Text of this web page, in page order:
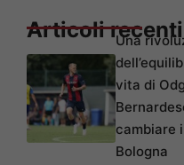
Articoli recenti
Una
vita di
cambiare
Bologna